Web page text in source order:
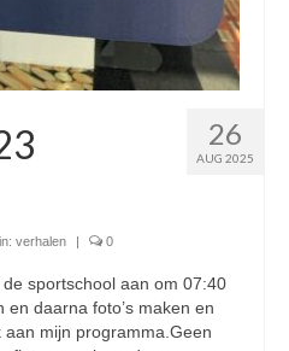
26
AUG 2025
verhalen | 0
sportschool aan om 07:40
daarna foto’s maken en
mijn programma.Geen